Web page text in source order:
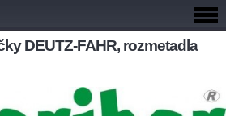
DEUTZ-FAHR, rozmetadla